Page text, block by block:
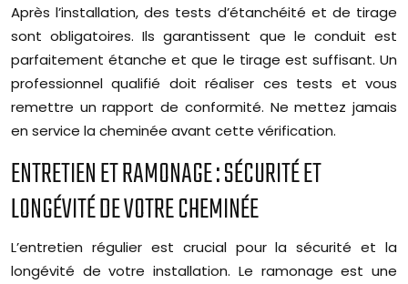
Après l’installation, des tests d’étanchéité et de tirage
sont obligatoires. Ils garantissent que le conduit est
parfaitement étanche et que le tirage est suffisant. Un
professionnel qualifié doit réaliser ces tests et vous
remettre un rapport de conformité. Ne mettez jamais
en service la cheminée avant cette vérification.
ENTRETIEN ET RAMONAGE : SÉCURITÉ ET
LONGÉVITÉ DE VOTRE CHEMINÉE
L’entretien régulier est crucial pour la sécurité et la
longévité de votre installation. Le ramonage est une